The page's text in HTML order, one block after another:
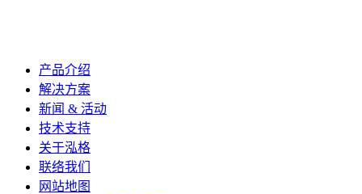
产品介绍
解决方案
新闻 & 活动
技术支持
关于泓格
联络我们
网站地图